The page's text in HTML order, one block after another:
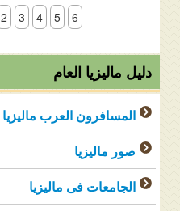
2 3 4 5
6
دليل ماليزيا العام
المسافرون العرب ماليزيا
صور ماليزيا
الجامعات فى ماليزيا